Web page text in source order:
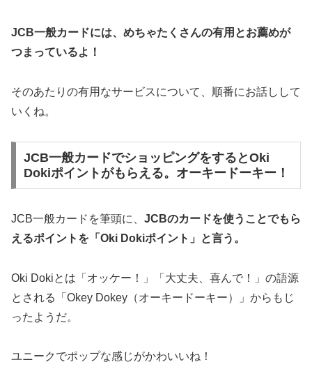
JCB一般カードには、めちゃたくさんの有用とお薦めが
つまっているよ！
そのあたりの有用なサービスについて、順番にお話しして
いくね。
JCB一般カードでショッピングをするとOki
Dokiポイントがもらえる。オーキードーキー！
JCB一般カードを筆頭に、 JCBのカードを使うことでもら
えるポイントを「Oki Dokiポイント」と言う。
Oki Dokiとは「オッケー！」「大丈夫、喜んで！」の語源
とされる「Okey Dokey（オーキードーキー）」からもじ
ったようだ。
ユニークでポップな感じがかわいいね！